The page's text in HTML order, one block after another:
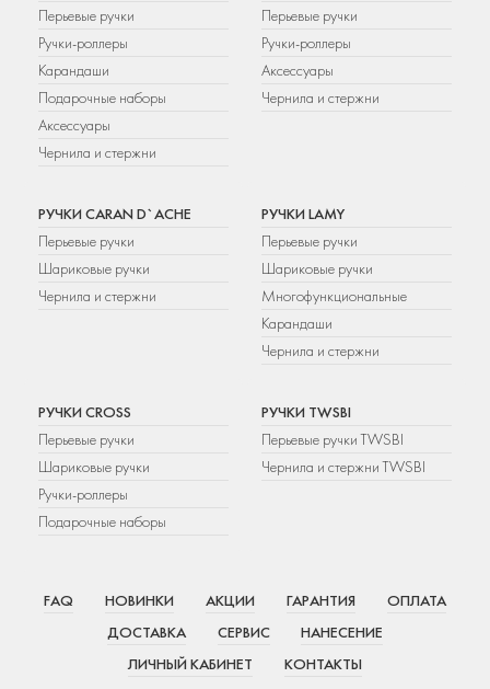
Перьевые ручки
Ручки-роллеры
Карандаши
Подарочные наборы
Аксессуары
Чернила и стержни
Перьевые ручки
Ручки-роллеры
Аксессуары
Чернила и стержни
РУЧКИ CARAN D`ACHE
Перьевые ручки
Шариковые ручки
Чернила и стержни
РУЧКИ LAMY
Перьевые ручки
Шариковые ручки
Многофункциональные
Карандаши
Чернила и стержни
РУЧКИ CROSS
Перьевые ручки
Шариковые ручки
Ручки-роллеры
Подарочные наборы
РУЧКИ TWSBI
Перьевые ручки TWSBI
Чернила и стержни TWSBI
FAQ НОВИНКИ АКЦИИ ГАРАНТИЯ
ОПЛАТА
ДОСТАВКА
СЕРВИС
НАНЕСЕНИЕ
ЛИЧНЫЙ КАБИНЕТ
КОНТАКТЫ